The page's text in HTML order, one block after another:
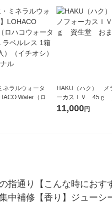
ネラルウォータ
Water（ロハ
ター）2L ラベルレ
HAKU（ハク） メ
ーカスＩＶ 45ｇ
堂 おまけ付き
11,000円
指通り【こんな時にお
中補修【香り】ジュー